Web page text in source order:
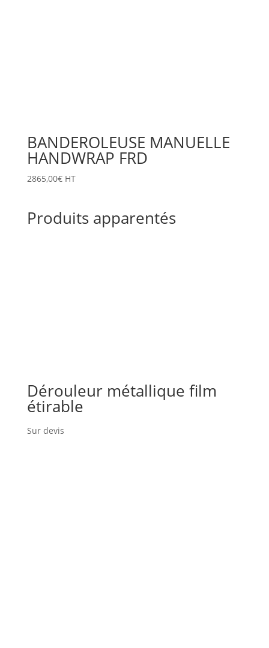
BANDEROLEUSE MANUELLE
HANDWRAP FRD
2865,00€ HT
Produits apparentés
Dérouleur métallique film
étirable
Sur devis